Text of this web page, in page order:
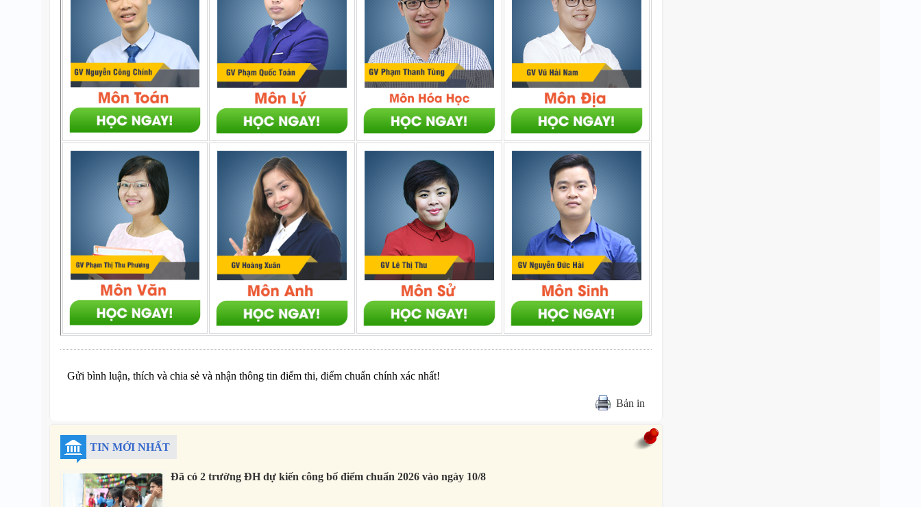
Gửi bình luận, thích và chia sẻ và nhận thông tin điểm thi, điểm chuẩn chính xác nhất!
Bản in
TIN MỚI NHẤT
Đã có 2 trường ĐH dự kiến công bố điểm chuẩn 2026 vào ngày 10/8